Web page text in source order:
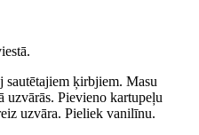
sautētajiem ķirbjiem. Masu
uzvārās. Pievieno kartupeļu
uzvāra. Pieliek vanilīnu.